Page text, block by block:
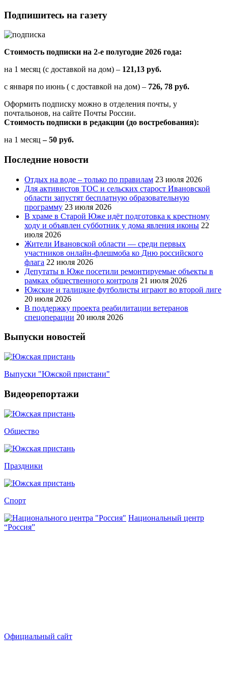
Подпишитесь на газету
Стоимость подписки на 2-е полугодие 2026 года:
на 1 месяц (с доставкой на дом) – 121,13 руб.
с января по июнь ( с доставкой на дом) – 726, 78 руб.
Оформить подписку можно в отделения почты, у
почтальонов, на сайте Почты России.
Стоимость подписки в редакции (до востребования):
на 1 месяц – 50 руб.
Последние новости
Отдых на воде – только по правилам 23 июля 2026
Для активистов ТОС и сельских старост Ивановской
области запустят бесплатную образовательную
программу 23 июля 2026
В храме в Старой Юже идёт подготовка к крестному
ходу и объявлен субботник у дома явления иконы 22
июля 2026
Жители Ивановской области — среди первых
участников онлайн-флешмоба ко Дню российского
флага 22 июля 2026
Депутаты в Юже посетили ремонтируемые объекты в
рамках общественного контроля 21 июля 2026
Южские и талицкие футболисты играют во второй лиге
20 июля 2026
В поддержку проекта реабилитации ветеранов
спецоперации 20 июля 2026
Выпуски новостей
Выпуски "Южской пристани"
Видеорепортажи
Общество
Праздники
Спорт
Национальный центр
“Россия”
Официальный сайт